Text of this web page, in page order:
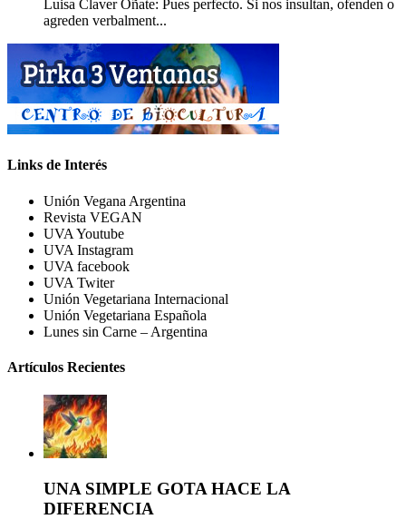
Luisa Claver Oñate: Pues perfecto. Si nos insultan, ofenden o
agreden verbalment...
Links de Interés
Unión Vegana Argentina
Revista VEGAN
UVA Youtube
UVA Instagram
UVA facebook
UVA Twiter
Unión Vegetariana Internacional
Unión Vegetariana Española
Lunes sin Carne – Argentina
Artículos Recientes
UNA SIMPLE GOTA HACE LA
DIFERENCIA